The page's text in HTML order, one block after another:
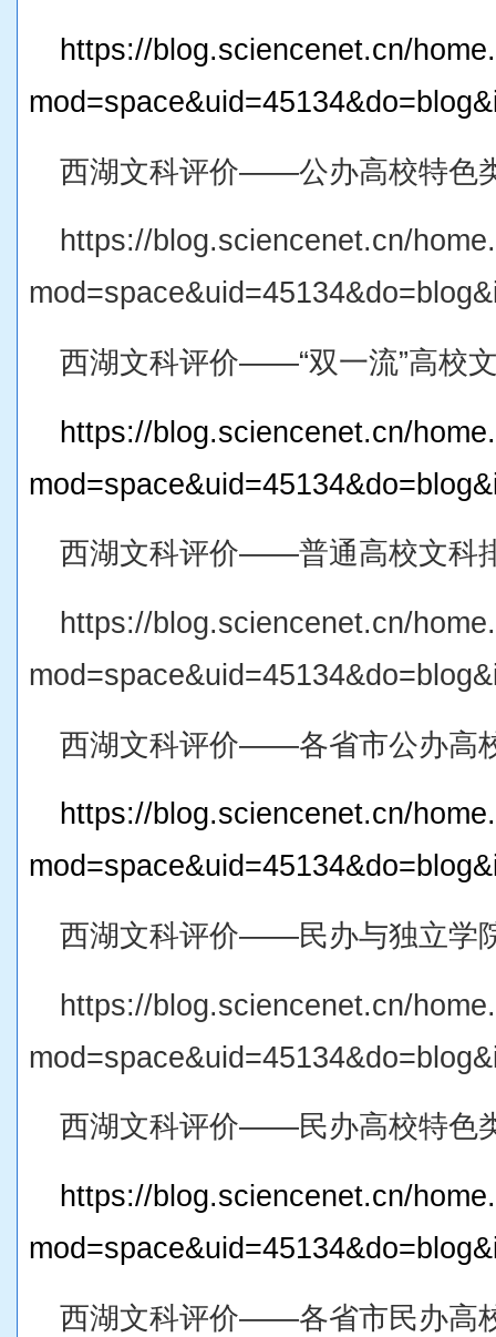
https://blog.sciencenet.cn/
西湖文科评价——公办高校特色
https://blog.sciencenet.cn/
西湖文科评价——“双一流”高校
https://blog.sciencenet.cn/
西湖文科评价——普通高校文科
https://blog.sciencenet.cn/
西湖文科评价——各省市公办高
https://blog.sciencenet.cn/
西湖文科评价——民办与独立学
https://blog.sciencenet.cn/
西湖文科评价——民办高校特色
https://blog.sciencenet.cn/
西湖文科评价——各省市民办高